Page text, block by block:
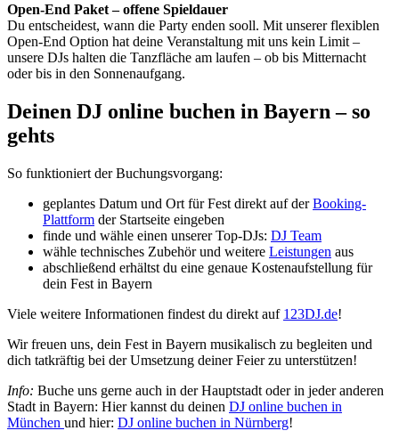
Open-End Paket – offene Spieldauer
Du entscheidest, wann die Party enden sooll. Mit unserer flexiblen
Open-End Option hat deine Veranstaltung mit uns kein Limit –
unsere DJs halten die Tanzfläche am laufen – ob bis Mitternacht
oder bis in den Sonnenaufgang.
Deinen DJ online buchen in Bayern – so
gehts
So funktioniert der Buchungsvorgang:
geplantes Datum und Ort für Fest direkt auf derBooking-
Plattform der Startseite eingeben
finde und wähle einen unserer Top-DJs: DJ Team
wähle technisches Zubehör und weitere Leistungen aus
abschließend erhältst du eine genaue Kostenaufstellung für
dein Fest in Bayern
Viele weitere Informationen findest du direkt auf 123DJ.de!
Wir freuen uns, dein Fest in Bayern musikalisch zu begleiten und
dich tatkräftig bei der Umsetzung deiner Feier zu unterstützen!
Info: Buche uns gerne auch in der Hauptstadt oder in jeder anderen
Stadt in Bayern: Hier kannst du deinen DJ online buchen in
München und hier: DJ online buchen in Nürnberg!